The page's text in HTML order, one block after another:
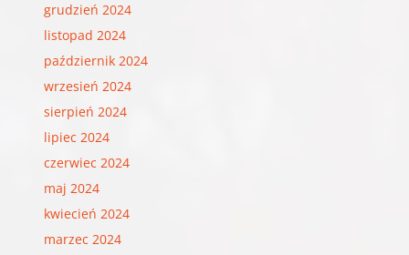
grudzień 2024
listopad 2024
październik 2024
wrzesień 2024
sierpień 2024
lipiec 2024
czerwiec 2024
maj 2024
kwiecień 2024
marzec 2024